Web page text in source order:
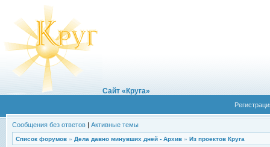
Сайт «Круга»
Сообщения без ответов | Активные темы
Список форумов » Дела давно минувших дней - Архив » Из проектов Круга